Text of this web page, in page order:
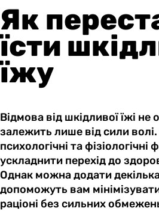
Як
їсти
їжу
Відмова від шкідливої їжі не
залежить лише від сили
психологічні та
ускладнити перехід до
Однак можна додати
допоможуть вам
раціоні без сильних